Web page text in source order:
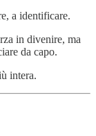
a identificare.
in divenire, ma
da capo.
intera.